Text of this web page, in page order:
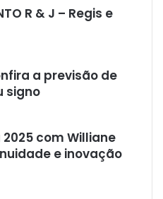
R & J – Regis e
a previsão de
signo
com Williane
e inovação